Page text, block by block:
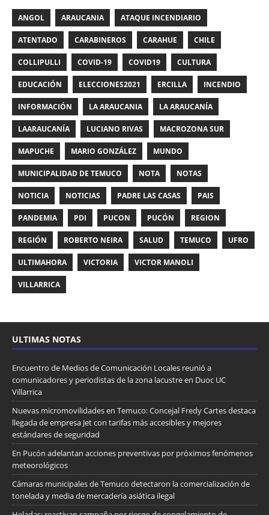
ANGOL ARAUCANIA ATAQUE INCENDIARIO
ATENTADO CARABINEROS CARAHUE CHILE
COLLIPULLI COVID-19 COVID19 CULTURA
EDUCACIÓN ELECCIONES2021 ERCILLA INCENDIO
INFORMACIÓN LA ARAUCANIA LA ARAUCANÍA
LAARAUCANÍA LUCIANO RIVAS MACROZONA SUR
MAPUCHE MARIO GONZÁLEZ MUNDO
MUNICIPALIDAD DE TEMUCO NOTA NOTAS
NOTICIA NOTICIAS PADRE LAS CASAS PAIS
PANDEMIA PDI PUCON PUCÓN REGION
REGIÓN ROBERTO NEIRA SALUD TEMUCO UFRO
ULTIMAHORA VICTORIA VICTOR MANOLI
VILLARRICA
ULTIMAS NOTAS
Encuentro de Medios de Comunicación Locales reunió a
comunicadores y periodistas de la zona lacustre en Duoc UC
Villarrica
Nuevas micromovilidades en Temuco: Concejal Fredy Cartes destaca
llegada de empresa Jet con tarifas más accesibles y mejores
estándares de seguridad
En Pucón adelantan acciones preventivas por próximos fenómenos
meteorológicos
Cámaras municipales de Temuco detectaron la comercialización de
tonelada y media de mercadería asiática ilegal